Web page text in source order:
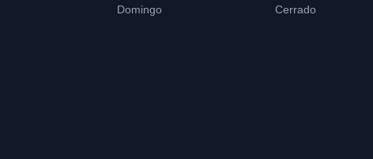
Domingo Cerrado